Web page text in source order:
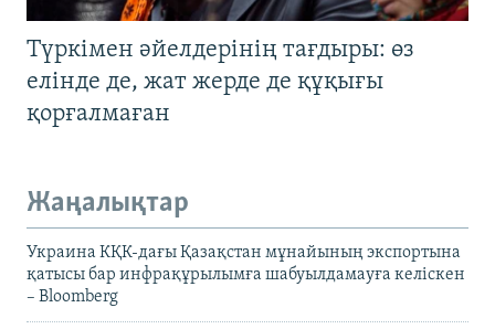
Түркімен әйелдерінің тағдыры: өз
елінде де, жат жерде де құқығы
қорғалмаған
Жаңалықтар
Украина КҚК-дағы Қазақстан мұнайының экспортына
қатысы бар инфрақұрылымға шабуылдамауға келіскен
– Bloomberg